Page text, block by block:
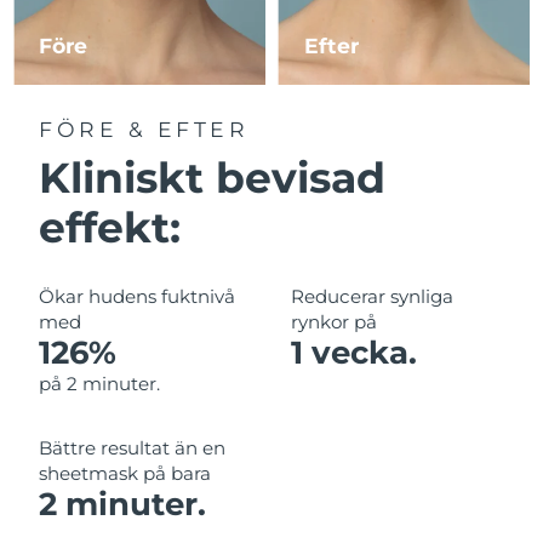
Före Efter
FÖRE & EFTER
Kliniskt bevisad
effekt:
Ökar hudens fuktnivå
med
126%
på 2 minuter.
Reducerar synliga
rynkor på
1 vecka.
Bättre resultat än en
sheetmask på bara
2 minuter.
Macao SAR Förväntad leverans 8/12/26
Malaysia
Malta Förväntad leverans
Mexiko
Monaco
Nederländerna Förväntad leverans
Nya Zeeland
Norge
Oman